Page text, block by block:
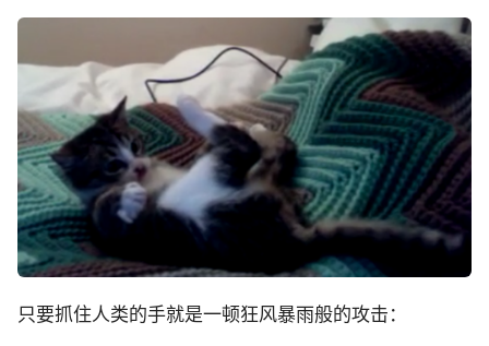
只要抓住人类的手就是一顿狂风暴雨般的攻击：